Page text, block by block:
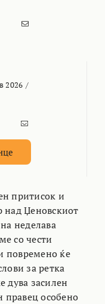
2026 /
притисок и
над Џеновскиот
неделава
со чести
повремено ќе
за ретка
дува засилен
правец особено